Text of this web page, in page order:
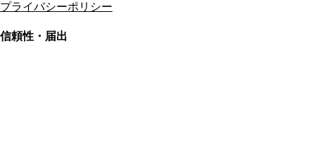
プライバシーポリシー
信頼性・届出